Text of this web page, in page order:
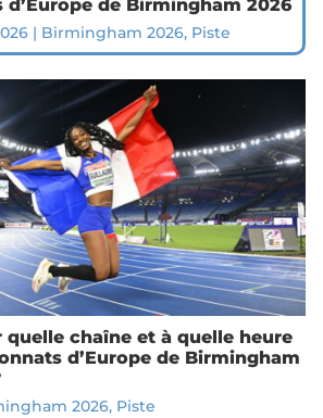
de Birmingham 2026
| Birmingham 2026, Piste
chaîne et à quelle heure
d’Europe de Birmingham
2026, Piste